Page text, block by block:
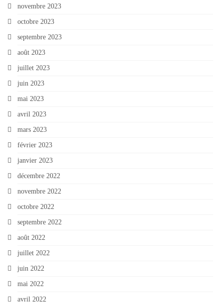
novembre 2023
octobre 2023
septembre 2023
août 2023
juillet 2023
juin 2023
mai 2023
avril 2023
mars 2023
février 2023
janvier 2023
décembre 2022
novembre 2022
octobre 2022
septembre 2022
août 2022
juillet 2022
juin 2022
mai 2022
avril 2022